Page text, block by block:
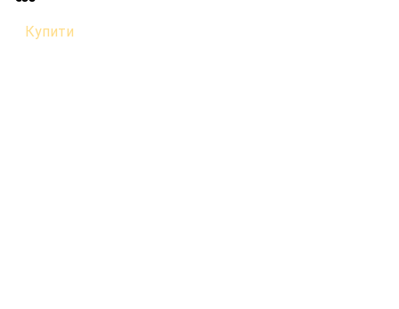
Купити